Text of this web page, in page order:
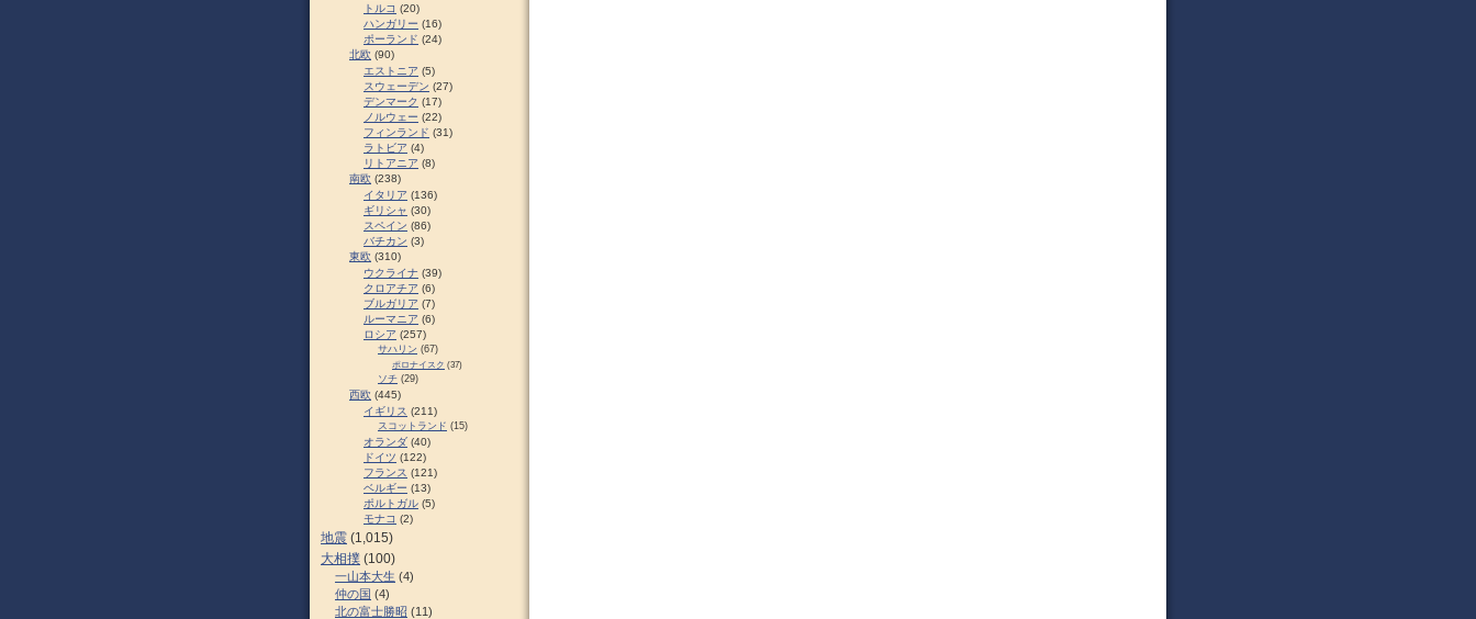
トルコ (20)
ハンガリー (16)
ポーランド (24)
北欧 (90)
エストニア (5)
スウェーデン (27)
デンマーク (17)
ノルウェー (22)
フィンランド (31)
ラトビア (4)
リトアニア (8)
南欧 (238)
イタリア (136)
ギリシャ (30)
スペイン (86)
バチカン (3)
東欧 (310)
ウクライナ (39)
クロアチア (6)
ブルガリア (7)
ルーマニア (6)
ロシア (257)
サハリン (67)
ポロナイスク (37)
ソチ (29)
西欧 (445)
イギリス (211)
スコットランド (15)
オランダ (40)
ドイツ (122)
フランス (121)
ベルギー (13)
ポルトガル (5)
モナコ (2)
地震 (1,015)
大相撲 (100)
一山本大生 (4)
仲の国 (4)
北の富士勝昭 (11)